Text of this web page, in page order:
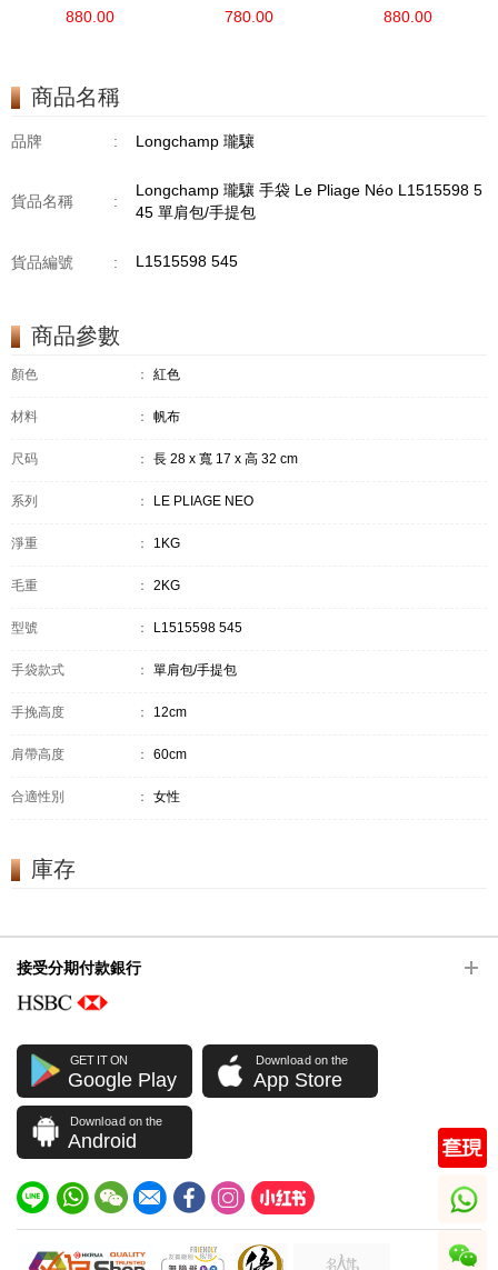
880.00
手提包
780.00
手提包
880.00
商品名稱
品牌 : Longchamp 瓏驤
貨品名稱 :
Longchamp 瓏驤 手袋 Le Pliage Néo L1515598 5
45 單肩包/手提包
貨品編號 : L1515598 545
商品參數
顏色 ： 紅色
材料 ： 帆布
尺码 ： 長 28 x 寬 17 x 高 32 cm
系列 ： LE PLIAGE NÉO
淨重 ： 1KG
毛重 ： 2KG
型號 ： L1515598 545
手袋款式 ： 單肩包/手提包
手挽高度 ： 12cm
肩帶高度 ： 60cm
合適性別 ： 女性
庫存
接受分期付款銀行
GET IT ON
Google Play
Download on the
App Store
Download on the
Android
whatsapp